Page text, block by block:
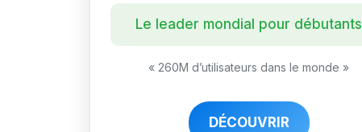
Le leader mondial pour débutants
« 260M d’utilisateurs dans le monde »
DÉCOUVRIR